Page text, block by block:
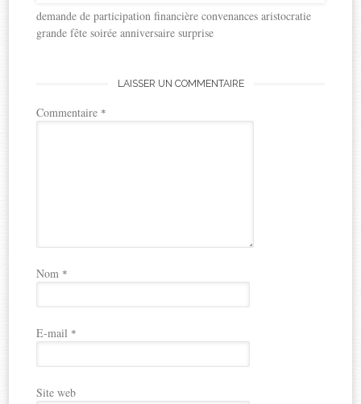
demande de participation financière convenances aristocratie
grande fête soirée anniversaire surprise
LAISSER UN COMMENTAIRE
Commentaire *
Nom *
E-mail *
Site web